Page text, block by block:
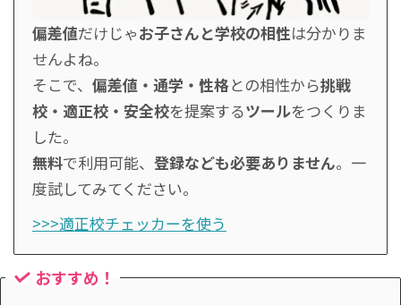
偏差値だけじゃお子さんと学校の相性は分かりま
せんよね。
そこで、 偏差値・通学・性格との相性から挑戦
校・適正校・安全校を提案するツールをつくりま
した。
無料で利用可能、 登録なども必要ありません。一
度試してみてください。
>>>適正校チェッカーを使う
おすすめ！